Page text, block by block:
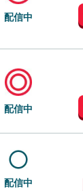
配信中
配信中
配信中